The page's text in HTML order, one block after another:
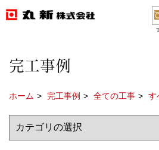
完工事例
ホーム 完工事例 全ての工事 す